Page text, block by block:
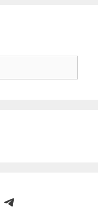
Telegram